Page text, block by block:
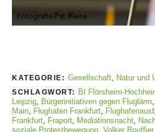
KATEGORIE: Gesellschaft, Natur und
SCHLAGWORT: BI Flörsheim-
Leipzig
Bürgerinitiativen gegen Fluglärm
Main
Flughafen Frankfurt
Frankfurt
Fraport Mediationsnacht
soziale Protestbewegung Volker Bouffier